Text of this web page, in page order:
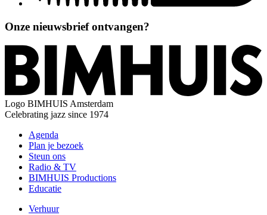
Onze nieuwsbrief ontvangen?
Logo BIMHUIS Amsterdam
Celebrating jazz since 1974
Agenda
Plan je bezoek
Steun ons
Radio & TV
BIMHUIS Productions
Educatie
Verhuur